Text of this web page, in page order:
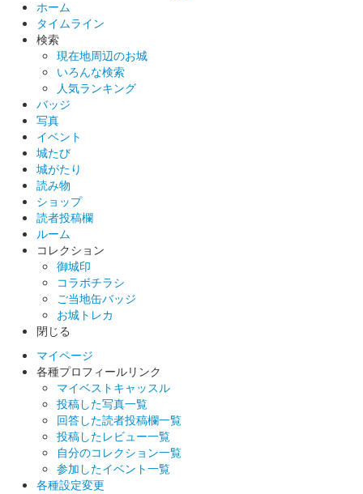
ホーム
タイムライン
検索
現在地周辺のお城
いろんな検索
人気ランキング
バッジ
写真
イベント
城たび
城がたり
読み物
ショップ
読者投稿欄
ルーム
コレクション
御城印
コラボチラシ
ご当地缶バッジ
お城トレカ
閉じる
マイページ
各種プロフィールリンク
マイベストキャッスル
投稿した写真一覧
回答した読者投稿欄一覧
投稿したレビュー一覧
自分のコレクション一覧
参加したイベント一覧
各種設定変更